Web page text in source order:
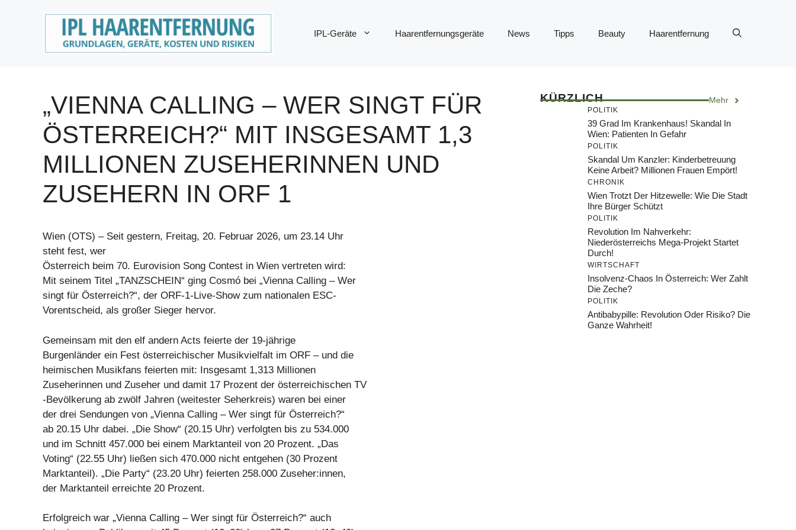
IPL-Geräte Haarentfernungsgeräte News Tipps Beauty Haarentfernung
„VIENNA CALLING – WER SINGT FÜR
ÖSTERREICH?“ MIT INSGESAMT 1,3
MILLIONEN ZUSEHERINNEN UND
ZUSEHERN IN ORF 1
Wien (OTS) – Seit gestern, Freitag, 20. Februar 2026, um 23.14 Uhr
steht fest, wer
Österreich beim 70. Eurovision Song Contest in Wien vertreten wird:
Mit seinem Titel „TANZSCHEIN“ ging Cosmó bei „Vienna Calling – Wer
singt für Österreich?“, der ORF-1-Live-Show zum nationalen ESC-
Vorentscheid, als großer Sieger hervor.
Gemeinsam mit den elf andern Acts feierte der 19-jährige
Burgenländer ein Fest österreichischer Musikvielfalt im ORF – und die
heimischen Musikfans feierten mit: Insgesamt 1,313 Millionen
Zuseherinnen und Zuseher und damit 17 Prozent der österreichischen TV
-Bevölkerung ab zwölf Jahren (weitester Seherkreis) waren bei einer
der drei Sendungen von „Vienna Calling – Wer singt für Österreich?“
ab 20.15 Uhr dabei. „Die Show“ (20.15 Uhr) verfolgten bis zu 534.000
und im Schnitt 457.000 bei einem Marktanteil von 20 Prozent. „Das
Voting“ (22.55 Uhr) ließen sich 470.000 nicht entgehen (30 Prozent
Marktanteil). „Die Party“ (23.20 Uhr) feierten 258.000 Zuseher:innen,
der Marktanteil erreichte 20 Prozent.
Erfolgreich war „Vienna Calling – Wer singt für Österreich?“ auch
KÜRZLICH Mehr
POLITIK
39 Grad Im Krankenhaus! Skandal In
Wien: Patienten In Gefahr
POLITIK
Skandal Um Kanzler: Kinderbetreuung
Keine Arbeit? Millionen Frauen Empört!
CHRONIK
Wien Trotzt Der Hitzewelle: Wie Die Stadt
Ihre Bürger Schützt
POLITIK
Revolution Im Nahverkehr:
Niederösterreichs Mega-Projekt Startet
Durch!
WIRTSCHAFT
Insolvenz-Chaos In Österreich: Wer Zahlt
Die Zeche?
POLITIK
Antibabypille: Revolution Oder Risiko? Die
Ganze Wahrheit!